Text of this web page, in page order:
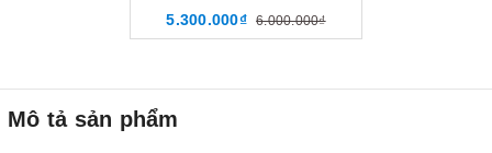
5.300.000₫ 6.000.000₫
Mô tả sản phẩm